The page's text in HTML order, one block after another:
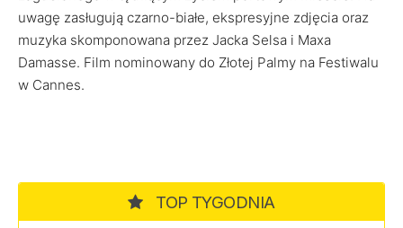
uwagę zasługują czarno-białe, ekspresyjne zdjęcia oraz
muzyka skomponowana przez Jacka Selsa i Maxa
Damasse. Film nominowany do Złotej Palmy na Festiwalu
w Cannes.
TOP TYGODNIA